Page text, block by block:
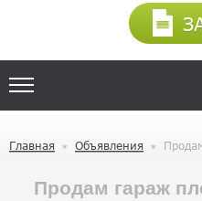
Главная Объявления
Продам гараж